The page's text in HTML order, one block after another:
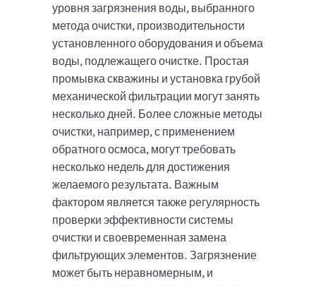
уровня загрязнения воды, выбранного
метода очистки, производительности
установленного оборудования и объема
воды, подлежащего очистке. Простая
промывка скважины и установка грубой
механической фильтрации могут занять
несколько дней. Более сложные методы
очистки, например, с применением
обратного осмоса, могут требовать
несколько недель для достижения
желаемого результата. Важным
фактором является также регулярность
проверки эффективности системы
очистки и своевременная замена
фильтрующих элементов. Загрязнение
может быть неравномерным, и